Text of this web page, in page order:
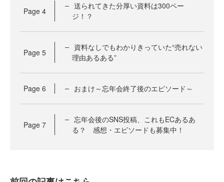
Page 4
送られてきた分厚い資料は300ペー
ジ！？
Page 5
資料なしでもわかりきっていた“売れない
理由あるある”
Page 6 おまけ～忘年会終了後のエピソード～
Page 7
忘年会後のSNS投稿、これもECあるあ
る？ 感想・エピソードも募集中！